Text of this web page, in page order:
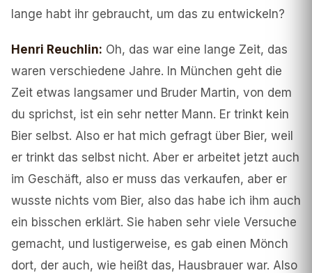
lange habt ihr gebraucht, um das zu entwickeln?
Henri Reuchlin: Oh, das war eine lange Zeit, das
waren verschiedene Jahre. In München geht die
Zeit etwas langsamer und Bruder Martin, von dem
du sprichst, ist ein sehr netter Mann. Er trinkt kein
Bier selbst. Also er hat mich gefragt über Bier, weil
er trinkt das selbst nicht. Aber er arbeitet jetzt auch
im Geschäft, also er muss das verkaufen, aber er
wusste nichts vom Bier, also das habe ich ihm auch
ein bisschen erklärt. Sie haben sehr viele Versuche
gemacht, und lustigerweise, es gab einen Mönch
dort, der auch, wie heißt das, Hausbrauer war. Also